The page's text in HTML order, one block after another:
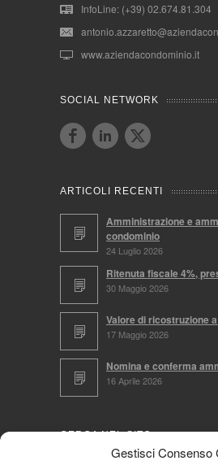
Gestisci Consenso
InfoLine: (+39) 02.674.81.304
www.aziendacondominio.it
SOCIAL NETWORK
ARTICOLI RECENTI
Amministrazione e
condominio
24 Luglio 2026
Ritenuta fiscale 4%,
30 Maggio 2026
Valore di ricostruzione
17 Maggio 2026
Nomina e conferma
16 Aprile 2026
CERCA NEL SITO